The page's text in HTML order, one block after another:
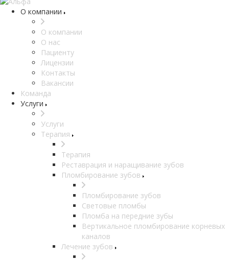
О компании
О компании
О нас
Пациенту
Лицензии
Контакты
Вакансии
Команда
Услуги
Услуги
Терапия
Терапия
Реставрация и наращивание зубов
Пломбирование зубов
Пломбирование зубов
Световые пломбы
Пломба на передние зубы
Вертикальное пломбирование корневых
каналов
Лечение зубов